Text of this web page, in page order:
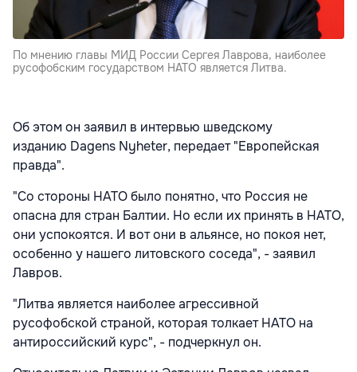
По мнению главы МИД России Сергея Лаврова, наиболее
русофобским государством НАТО является Литва.
Об этом он заявил в интервью шведскому
изданию Dagens Nyheter, передает "Европейская
правда".
"Со стороны НАТО было понятно, что Россия не
опасна для стран Балтии. Но если их принять в НАТО,
они успокоятся. И вот они в альянсе, но покоя нет,
особенно у нашего литовского соседа", - заявил
Лавров.
"Литва является наиболее агрессивной
русофобской страной, которая толкает НАТО на
антироссийский курс", - подчеркнул он.